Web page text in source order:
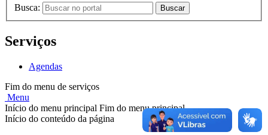
Busca: Buscar
Serviços
Agendas
Fim do menu de serviços
Menu
Início do menu principal Fim do menu principal
Início do conteúdo da página